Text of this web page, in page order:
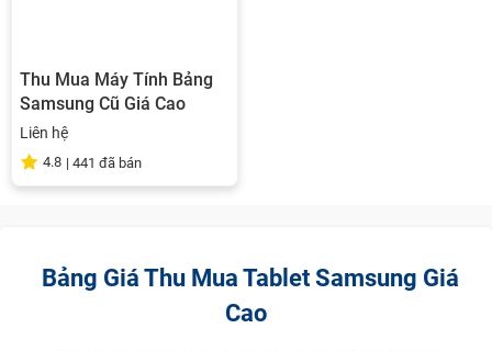
Thu Mua Máy Tính Bảng
Samsung Cũ Giá Cao
Liên hệ
4.8 | 441 đã bán
Bảng Giá Thu Mua Tablet Samsung Giá
Cao